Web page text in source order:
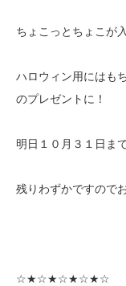
ちょこっとちょこが
ハロウィン用にはも
のプレゼントに！
明日１０月３１日ま
残りわずかですので
☆★☆★☆★☆★☆